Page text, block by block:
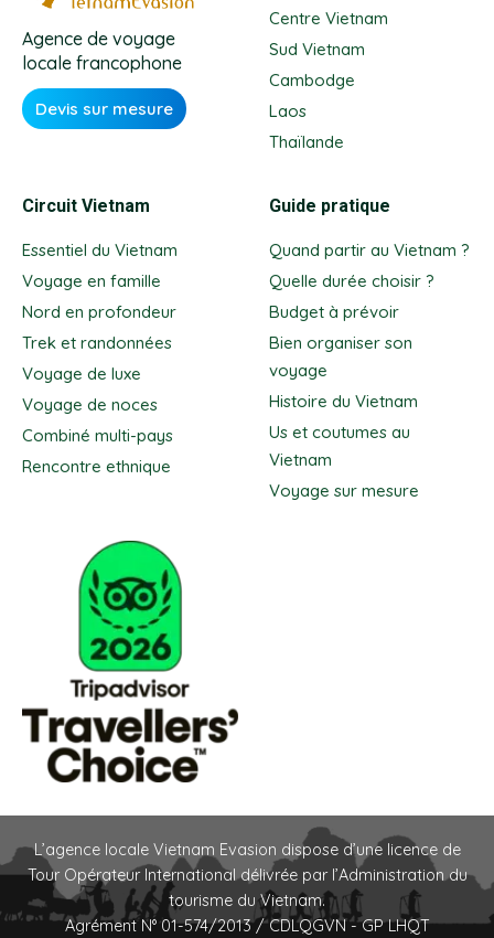
Agence de voyage
locale francophone
Devis sur mesure
Centre Vietnam
Sud Vietnam
Cambodge
Laos
Thaïlande
Circuit Vietnam
Essentiel du Vietnam
Voyage en famille
Nord en profondeur
Trek et randonnées
Voyage de luxe
Voyage de noces
Combiné multi-pays
Rencontre ethnique
Guide pratique
Quand partir au Vietnam ?
Quelle durée choisir ?
Budget à prévoir
Bien organiser son
voyage
Histoire du Vietnam
Us et coutumes au
Vietnam
Voyage sur mesure
L’agence locale Vietnam Evasion dispose d’une licence de
Tour Opérateur International délivrée par l’Administration du
tourisme du Vietnam.
Agrément N° 01-574/2013 / CDLQGVN - GP LHQT